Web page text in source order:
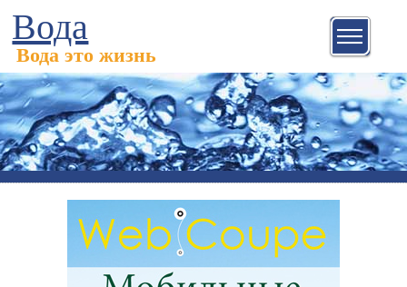
Вода
Вода это жизнь